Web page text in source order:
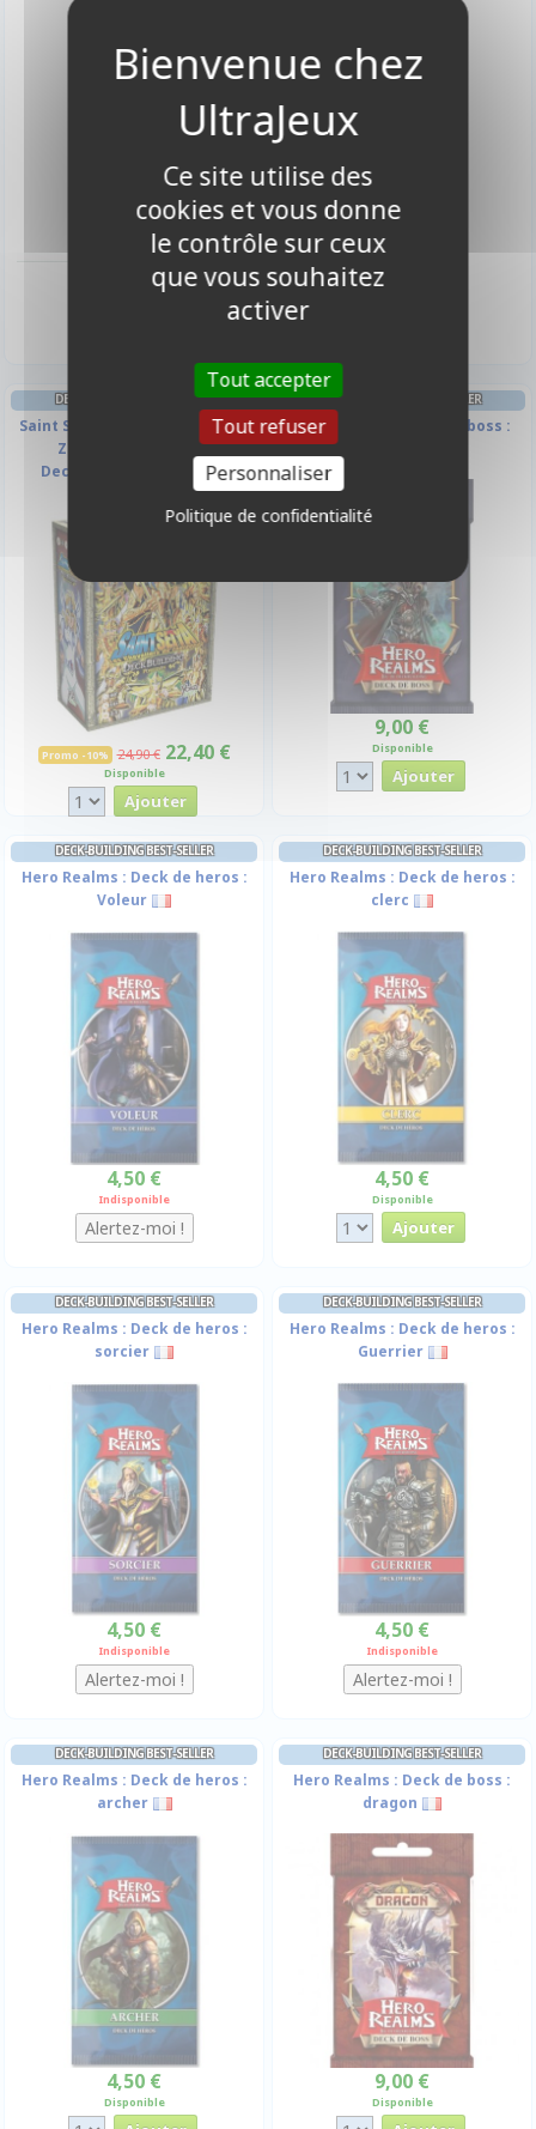
4,00 €
Indisponible
6,90 €
DECK-BUILDING BEST-SELLER
Saint Seiya - Les Chevaliers du
Zodiaque - Le Jeu de
Deckbuilding : Extension
Promo -10% 24,90 € 22,40 €
Disponible
DECK-BUILDING BEST-SELLER
Hero Realms : Deck de boss :
9,00 €
Disponible
DECK-BUILDING BEST-SELLER
Hero Realms : Deck de heros :
Voleur
4,50 €
Indisponible
DECK-BUILDING BEST-SELLER
Hero Realms : Deck de heros :
clerc
4,50 €
Disponible
DECK-BUILDING BEST-SELLER
Hero Realms : Deck de heros :
sorcier
4,50 €
Indisponible
DECK-BUILDING BEST-SELLER
Hero Realms : Deck de heros :
Guerrier
4,50 €
Indisponible
DECK-BUILDING BEST-SELLER
Hero Realms : Deck de heros :
archer
4,50 €
Disponible
DECK-BUILDING BEST-SELLER
Hero Realms : Deck de boss :
dragon
9,00 €
Disponible
Ce site utilise des
cookies et vous donne
le contrôle sur ceux
que vous souhaitez
activer
Tout accepter
Tout refuser
Personnaliser
Politique de confidentialité